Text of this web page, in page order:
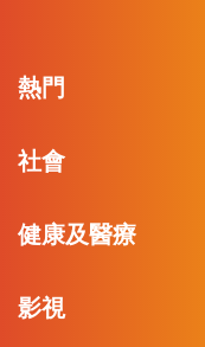
熱門
社會
健康及醫療
影視